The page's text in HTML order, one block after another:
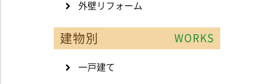
外壁リフォーム
建物別 WORKS
一戸建て